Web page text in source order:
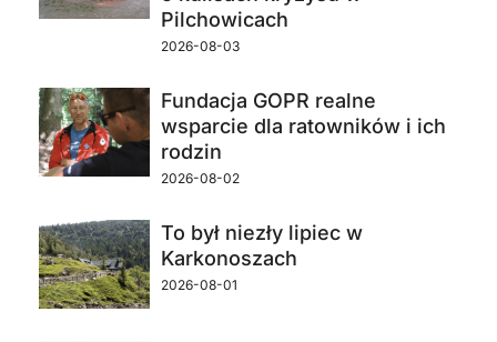
Pilchowicach
2026-08-03
Fundacja GOPR realne
wsparcie dla ratowników i ich
rodzin
2026-08-02
To był niezły lipiec w
Karkonoszach
2026-08-01